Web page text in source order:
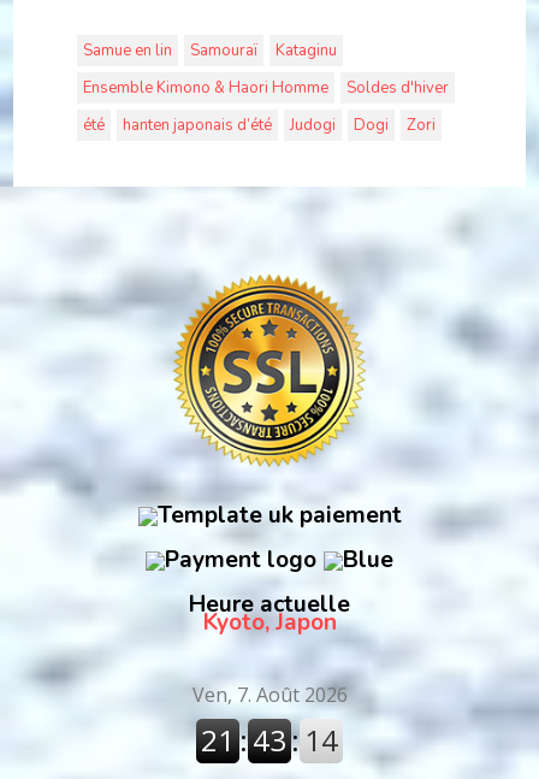
Samue en lin Samouraï
Kataginu
Ensemble Kimono & Haori Homme
Soldes d'hiver
été
hanten japonais d’été Judogi Dogi Zori
Heure actuelle
Kyoto, Japon